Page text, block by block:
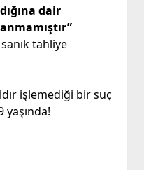
dair
tahliye
işlemediği bir suç
yaşında!